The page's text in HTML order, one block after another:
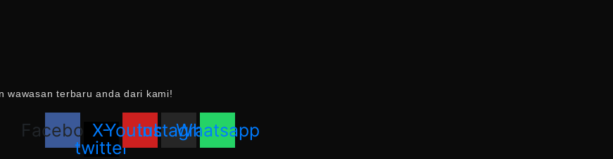
wawasan terbaru anda dari kami!
Facebook
X-
twitter
Youtube
Instagram
Whatsapp